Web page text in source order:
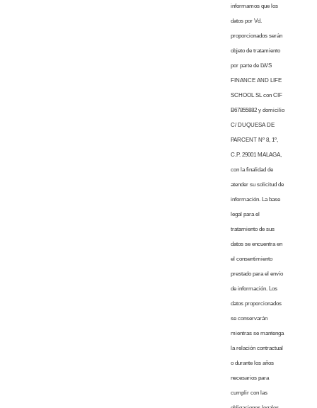
informamos que los
datos por Vd.
proporcionados serán
objeto de tratamiento
por parte de LWS
FINANCE AND LIFE
SCHOOL SL con CIF
B67855882 y domicilio
C/ DUQUESA DE
PARCENT Nº 8, 1º,
C.P. 29001 MALAGA,
con la finalidad de
atender su solicitud de
información. La base
legal para el
tratamiento de sus
datos se encuentra en
el consentimiento
prestado para el envío
de información. Los
datos proporcionados
se conservarán
mientras se mantenga
la relación contractual
o durante los años
necesarios para
cumplir con las